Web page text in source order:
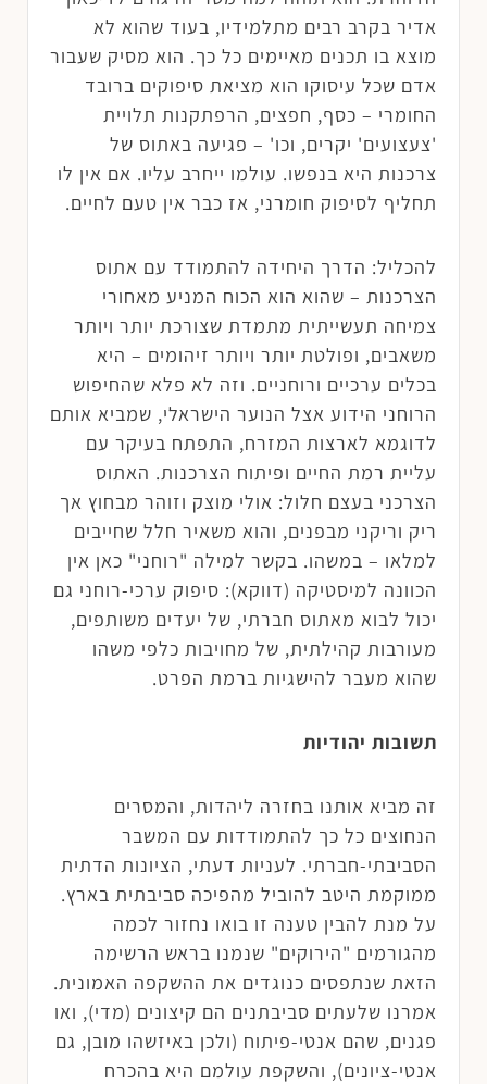
אדיר בקרב רבים מתלמידיו, בעוד שהוא לא
מוצא בו תכנים מאיימים כל כך. הוא מסיק שעבור
אדם שכל עיסוקו הוא מציאת סיפוקים ברובד
החומרי – כסף, חפצים, הרפתקנות תלויית
'צעצועים' יקרים, וכו' – פגיעה באתוס של
צרכנות היא בנפשו. עולמו ייחרב עליו. אם אין לו
תחליף לסיפוק חומרני, אז כבר אין טעם לחיים.
להכליל: הדרך היחידה להתמודד עם אתוס
הצרכנות – שהוא הוא הכוח המניע מאחורי
צמיחה תעשייתית מתמדת שצורכת יותר ויותר
משאבים, ופולטת יותר ויותר זיהומים – היא
בכלים ערכיים ורוחניים. וזה לא פלא שהחיפוש
הרוחני הידוע אצל הנוער הישראלי, שמביא אותם
לדוגמא לארצות המזרח, התפתח בעיקר עם
עליית רמת החיים ופיתוח הצרכנות. האתוס
הצרכני בעצם חלול: אולי מוצק וזוהר מבחוץ אך
ריק וריקני מבפנים, והוא משאיר חלל שחייבים
למלאו – במשהו. בקשר למילה "רוחני" כאן אין
הכוונה למיסטיקה (דווקא): סיפוק ערכי-רוחני גם
יכול לבוא מאתוס חברתי, של יעדים משותפים,
מעורבות קהילתית, של מחויבות כלפי משהו
שהוא מעבר להישגיות ברמת הפרט.
תשובות יהודיות
זה מביא אותנו בחזרה ליהדות, והמסרים
הנחוצים כל כך להתמודדות עם המשבר
הסביבתי-חברתי. לעניות דעתי, הציונות הדתית
ממוקמת היטב להוביל מהפיכה סביבתית בארץ.
על מנת להבין טענה זו בואו נחזור לכמה
מהגורמים "הירוקים" שנמנו בראש הרשימה
הזאת שנתפסים כנוגדים את ההשקפה האמונית.
אמרנו שלעתים סביבתנים הם קיצונים (מדי), ואו
פגנים, שהם אנטי-פיתוח (ולכן באיזשהו מובן, גם
אנטי-ציונים), והשקפת עולמם היא בהכרח